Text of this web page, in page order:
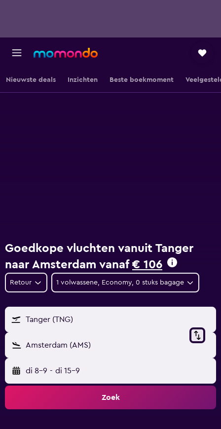
Nieuwste deals Inzichten Beste boekmoment
Goedkope vluchten vanuit Tanger
naar Amsterdam vanaf € 106
Retour 1 volwassene, Economy, 0 stuks bagage
Tanger (TNG)
Amsterdam (AMS)
di 8-9 - di 15-9
Zoek